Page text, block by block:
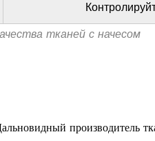
тканей с начесом
производитель